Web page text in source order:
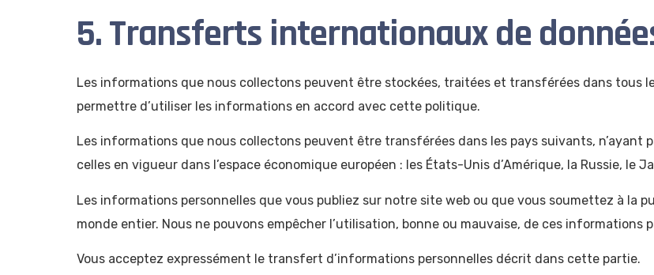
5. Transferts internationaux de
Les informations que nous collectons peuvent être stockées, traitées et transférées dans tous
permettre d’utiliser les informations en accord avec cette politique.
Les informations que nous collectons peuvent être transférées dans les pays suivants, n’ayant
celles en vigueur dans l’espace économique européen : les États-Unis d’Amérique, la Russie, le
Les informations personnelles que vous publiez sur notre site web ou que vous soumettez à la
monde entier. Nous ne pouvons empêcher l’utilisation, bonne ou mauvaise, de ces informations
Vous acceptez expressément le transfert d’informations personnelles décrit dans cette partie.